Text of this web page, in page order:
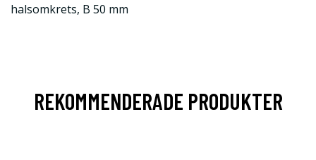
halsomkrets, B 50 mm
REKOMMENDERADE PRODUKTER